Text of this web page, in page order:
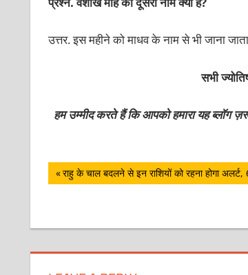
उत्तर. इस महीने को माधव के नाम से भी जाना
सभी
हम उम्मीद करते हैं कि आपको हमारा यह
पोस्ट
Previous
Post:
राहु के चाल बदलने से इन राशियों को रहना होगा